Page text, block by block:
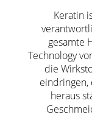
Keratin
gesamte
Technology
die
eindringen,
heraus